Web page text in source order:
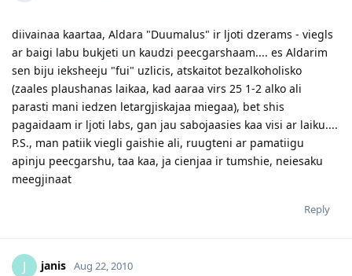
diivainaa kaartaa, Aldara "Duumalus" ir ljoti dzerams - viegls
ar baigi labu bukjeti un kaudzi peecgarshaam.... es Aldarim
sen biju ieksheeju "fui" uzlicis, atskaitot bezalkoholisko
(zaales plaushanas laikaa, kad aaraa virs 25 1-2 alko ali
parasti mani iedzen letargjiskajaa miegaa), bet shis
pagaidaam ir ljoti labs, gan jau sabojaasies kaa visi ar laiku....
P.S., man patiik viegli gaishie ali, ruugteni ar pamatiigu
apinju peecgarshu, taa kaa, ja cienjaa ir tumshie, neiesaku
meegjinaat
Reply
J janis Aug 22, 2010